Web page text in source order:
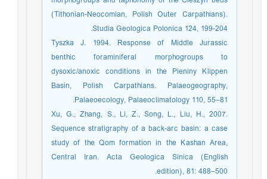
(Tithonian-Neocomian, Polish Outer Carpathians).
Studia Geologica Polonica 124, 199-204.
Tyszka J. 1994. Response of Middle Jurassic
benthic foraminiferal morphogroups to
dysoxic/anoxic conditions in the Pieniny Klippen
Basin, Polish Carpathians. Palaeogeography,
Palaeoecology, Palaeoclimatology 110, 55–81.
Xu, G., Zhang, S., Li, Z., Song, L., Liu, H., 2007.
Sequence stratigraphy of a back-arc basin: a case
study of the Qom formation in the Kashan Area,
Central Iran. Acta Geologica Sinica (English
edition), 81: 488–500.